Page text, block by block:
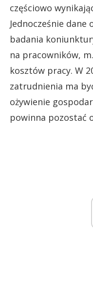
częściowo
Jednocześnie
badania
na pracowników,
kosztów pracy. W
zatrudnienia ma
ożywienie
powinna pozostać